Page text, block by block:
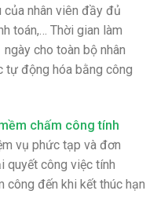
của nhân viên đầy đủ
toán,… Thời gian làm
cho toàn bộ nhân
tự động hóa bằng công
chấm công tính
vụ phức tạp và đơn
quyết công việc tính
công đến khi kết thúc hạn